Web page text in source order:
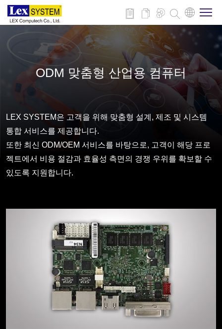
회사 소개
제품
적용 분야
뉴스
다운로드
ODM 맞춤형 산업용 컴퓨터
LEX SYSTEM은 고객을 위해 맞춤형 설계, 제조 및 시스템
통합 서비스를 제공합니다.
또한 최신 ODM/OEM 서비스를 바탕으로, 고객이 해당 프로
젝트에서 비용 절감과 효율성 측면의 경쟁 우위를 확보할 수
있도록 지원합니다.